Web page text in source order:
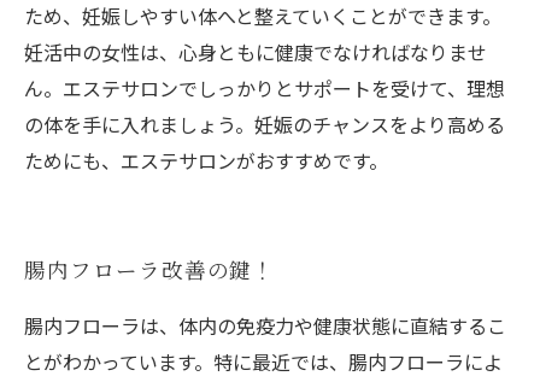
ため、妊娠しやすい体へと整えていくことができます。
妊活中の女性は、心身ともに健康でなければなりませ
ん。エステサロンでしっかりとサポートを受けて、理想
の体を手に入れましょう。妊娠のチャンスをより高める
ためにも、エステサロンがおすすめです。
腸内フローラ改善の鍵！
腸内フローラは、体内の免疫力や健康状態に直結するこ
とがわかっています。特に最近では、腸内フローラによ